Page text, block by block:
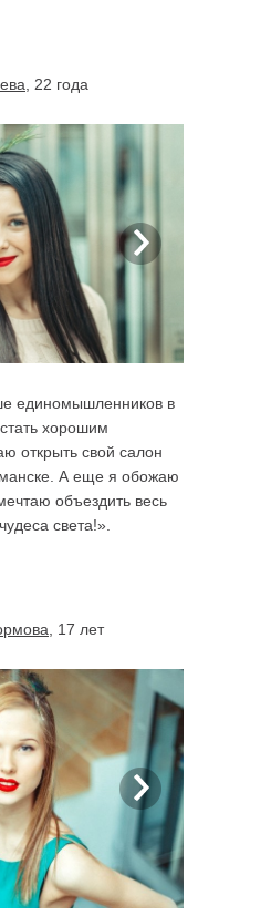
, 22 года
единомышленников в
хорошим
открыть свой салон
А еще я обожаю
объездить весь
света!».
, 17 лет